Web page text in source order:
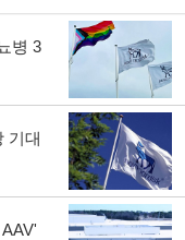
병 3
기대